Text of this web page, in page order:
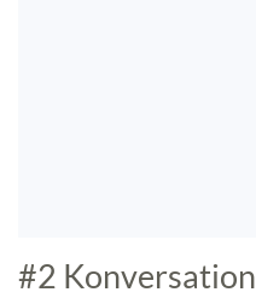
#2 Konversation